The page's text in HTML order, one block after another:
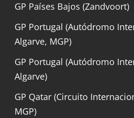
GP Países Bajos (Zandvoort)
GP Portugal (Autódromo
Algarve, MGP)
GP Portugal (Autódromo
Algarve)
GP Qatar (Circuito
MGP)